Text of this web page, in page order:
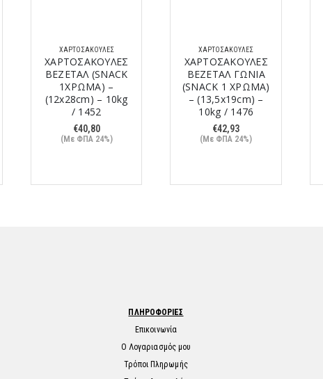
ΧΑΡΤΟΣΑΚΟΎΛΕΣ
ΧΑΡΤΟΣΑΚΟΥΛΕΣ
ΒΕΖΕΤΑΛ (SNACK
1ΧΡΩΜΑ) –
(12x28cm) – 10kg
/ 1452
€40,80
(Με ΦΠΑ 24%)
ΧΑΡΤΟΣΑΚΟΎΛΕΣ
ΧΑΡΤΟΣΑΚΟΥΛΕΣ
ΒΕΖΕΤΑΛ ΓΩΝΙΑ
(SNACK 1 ΧΡΩΜΑ)
– (13,5x19cm) –
10kg / 1476
€42,93
(Με ΦΠΑ 24%)
ΠΛΗΡΟΦΟΡΙΕΣ
Επικοινωνία
Ο Λογαριασμός μου
Τρόποι Πληρωμής